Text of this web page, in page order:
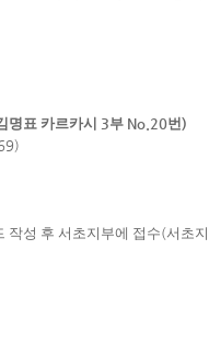
명표 카르카시 3부 No.20번)
작성 후 서초지부에 접수(서초